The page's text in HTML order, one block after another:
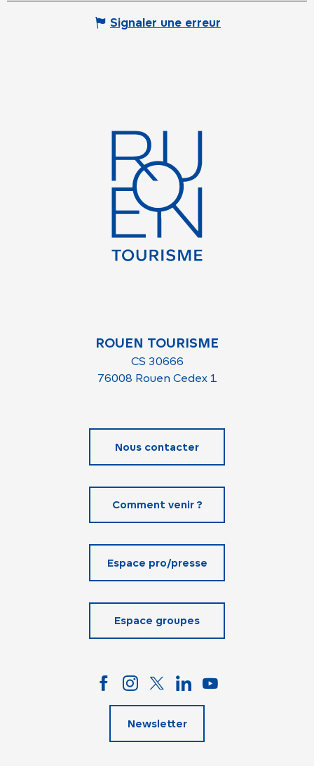
Signaler une erreur
ROUEN TOURISME
CS 30666
76008 Rouen Cedex 1
Nous contacter
Comment venir ?
Espace pro/presse
Espace groupes
Newsletter